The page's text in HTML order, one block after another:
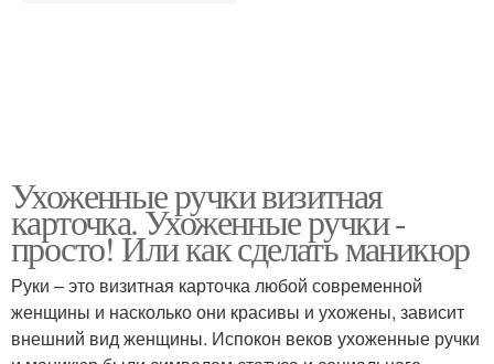
Ухоженные ручки визитная
карточка. Ухоженные ручки -
просто! Или как сделать маникюр
Руки – это визитная карточка любой современной
женщины и насколько они красивы и ухожены, зависит
внешний вид женщины. Испокон веков ухоженные ручки